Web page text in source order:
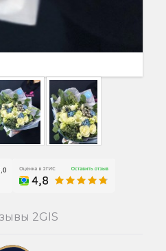
2GIS